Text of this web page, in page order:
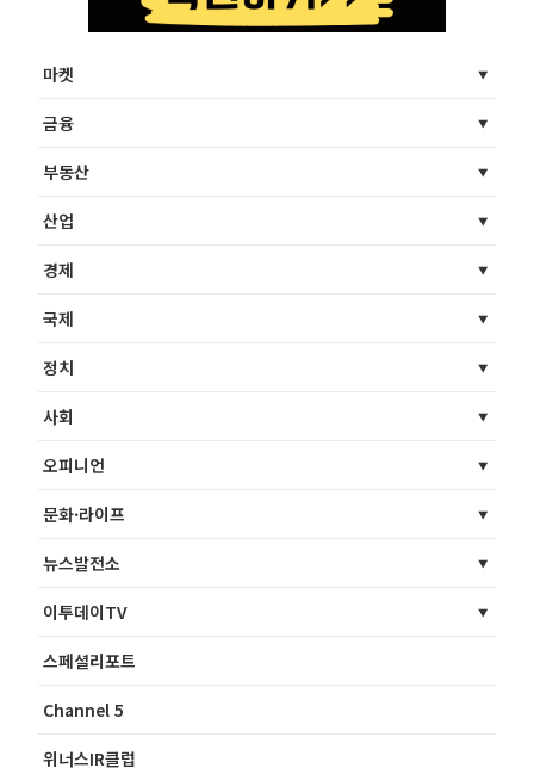
마켓
금융
부동산
산업
경제
국제
정치
사회
오피니언
문화·라이프
뉴스발전소
이투데이TV
스페셜리포트
Channel 5
위너스IR클럽